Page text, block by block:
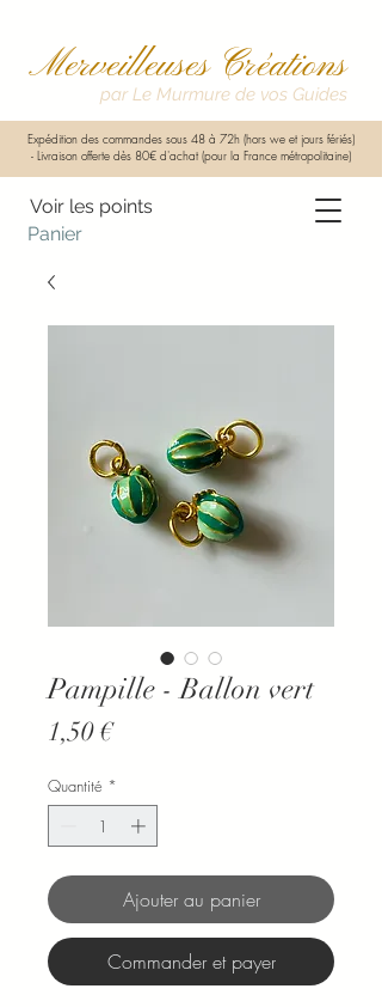
Merveilleuses Créations
Panier
Expédition des commandes sous 48 à 72h (hors we et jours fériés)
- Livraison offerte dès 80€ d'achat (pour la France métropolitaine)
par Le Murmure de vos Guides
Voir les points
Pampille - Ballon vert
1,50 €Prix
Quantité *
Ajouter au panier
Commander et payer